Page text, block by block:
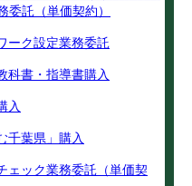
委託（単価契約）
ーク設定業務委託
科書・指導書購入
入
千葉県」購入
ェック業務委託（単価契